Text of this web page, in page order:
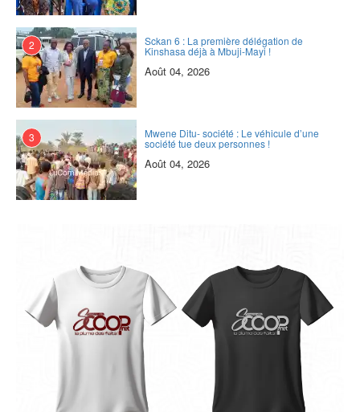
2 Sckan 6 : ‎La première délégation de
Kinshasa déjà à Mbuji-Mayi !
Août 04, 2026
3 Mwene Ditu- société : Le véhicule d’une
société tue deux personnes !
Août 04, 2026